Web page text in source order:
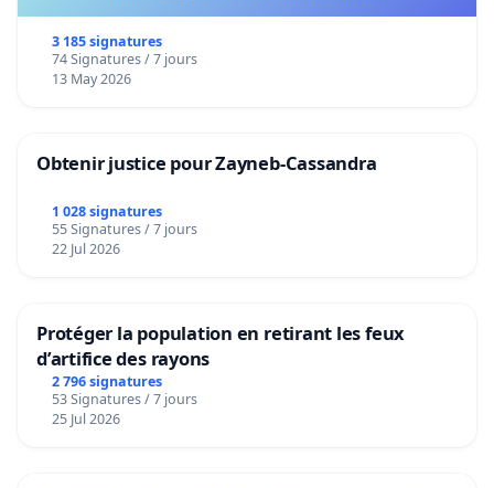
3 185 signatures
74 Signatures / 7 jours
13 May 2026
Obtenir justice pour Zayneb-Cassandra
1 028 signatures
55 Signatures / 7 jours
22 Jul 2026
Protéger la population en retirant les feux
d’artifice des rayons
2 796 signatures
53 Signatures / 7 jours
25 Jul 2026